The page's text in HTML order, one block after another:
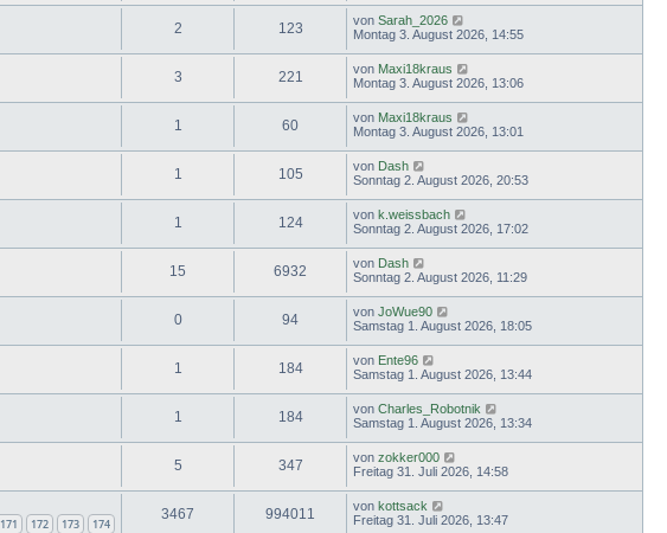
2 123 von Sarah_2026
Montag 3. August 2026, 14:55
3 221 von Maxi18kraus
Montag 3. August 2026, 13:06
1 60 von Maxi18kraus
Montag 3. August 2026, 13:01
1 105 von Dash
Sonntag 2. August 2026, 20:53
1 124 von k.weissbach
Sonntag 2. August 2026, 17:02
15 6932 von Dash
Sonntag 2. August 2026, 11:29
0 94 von JoWue90
Samstag 1. August 2026, 18:05
1 184 von Ente96
Samstag 1. August 2026, 13:44
1 184 von Charles_Robotnik
Samstag 1. August 2026, 13:34
5 347 von zokker000
Freitag 31. Juli 2026, 14:58
171 172 173 174
3467 994011 von kottsack
Freitag 31. Juli 2026, 13:47